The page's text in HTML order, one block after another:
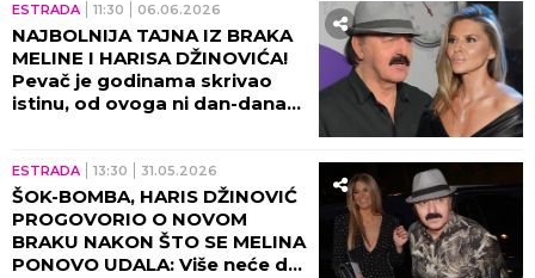
ESTRADA 11:30 06.06.2026
NAJBOLNIJA TAJNA IZ BRAKA
MELINE I HARISA DŽINOVIĆA!
Pevač je godinama skrivao
istinu, od ovoga ni dan-danas
ESTRADA 13:30 31.05.2026
ŠOK-BOMBA, HARIS DŽINOVIĆ
PROGOVORIO O NOVOM
BRAKU NAKON ŠTO SE MELINA
PONOVO UDALA: Više neće da